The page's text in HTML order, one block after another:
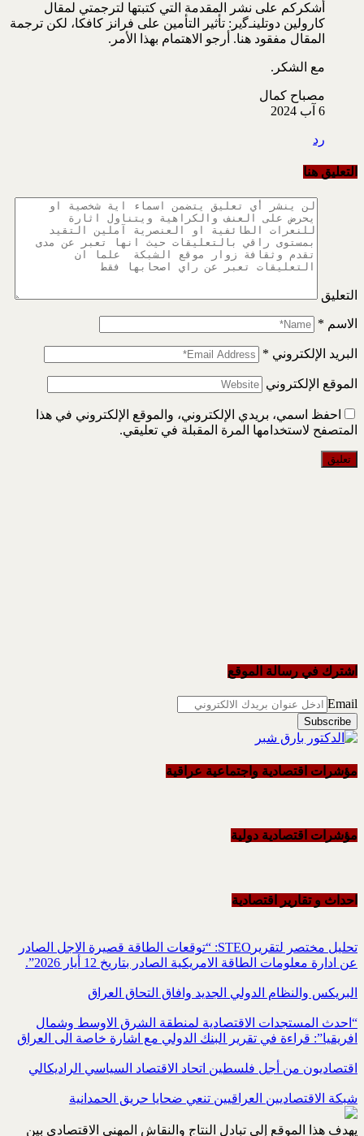
أشكركم على نشر المقدمة التي كتبتها لترجمتي لمقال
كارولين دوتلينـﮔير: تأثير التأمين على فرانز كافكا، لكن ترجمة
المقال مفقود هنا. أرجو الاهتمام بهذا الأمر.
مع الشكر.
مصباح كمال
6 آب 2024
رد
التعليق هنا
التعليق
الاسم *
البريد الإلكتروني *
الموقع الإلكتروني
احفظ اسمي، بريدي الإلكتروني، والموقع الإلكتروني في هذا
المتصفح لاستخدامها المرة المقبلة في تعليقي.
اشترك في رسالة الموقع
Email
مؤشرات اقتصادية واجتماعية عراقية
مؤشرات اقتصادية دولية
احداث و تقاریر اقتصادیة
تحليل مختصر لتقريرSTEO‏: “توقعات الطاقة قصيرة الاجل الصادر
عن ادارة معلومات الطاقة الامريكية ‏الصادر بتاريخ 12 أيار 2026”.‏
البريكس والنظام الدولي الجديد وافاق التحاق العراق
“احدث المستجدات الاقتصادية لمنطقة الشرق الاوسط وشمال
افريقيا”: قراءة في تقرير البنك الدولي مع اشارة خاصة الى العراق
اقتصاديون من أجل فلسطين اتحاد الاقتصاد السياسي الراديكالي
شبكة الاقتصاديين العراقيين تنعي ضحايا حريق الحمدانية
يهدف هذا الموقع إلى تبادل النتاج والنقاش المهني الاقتصادي بين